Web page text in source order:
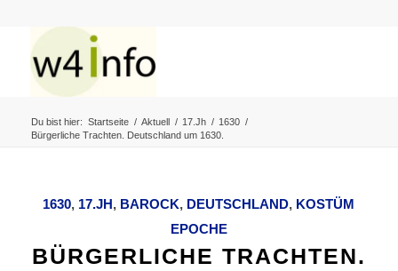
Du bist hier: Startseite / Aktuell / 17.Jh / 1630 /
Bürgerliche Trachten. Deutschland um 1630.
1630, 17.JH, BAROCK, DEUTSCHLAND, KOSTÜM
EPOCHE
BÜRGERLICHE TRACHTEN.